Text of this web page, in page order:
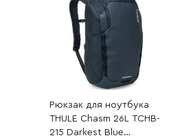
Рюкзак для ноутбука
THULE Chasm 26L TCHB-
215 Darkest Blue